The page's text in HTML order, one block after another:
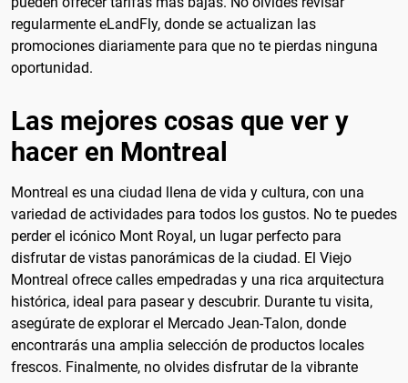
regularmente eLandFly, donde se actualizan las
promociones diariamente para que no te pierdas ninguna
oportunidad.
Las mejores cosas que ver y
hacer en Montreal
Montreal es una ciudad llena de vida y cultura, con una
variedad de actividades para todos los gustos. No te puedes
perder el icónico Mont Royal, un lugar perfecto para
disfrutar de vistas panorámicas de la ciudad. El Viejo
Montreal ofrece calles empedradas y una rica arquitectura
histórica, ideal para pasear y descubrir. Durante tu visita,
asegúrate de explorar el Mercado Jean-Talon, donde
encontrarás una amplia selección de productos locales
frescos. Finalmente, no olvides disfrutar de la vibrante